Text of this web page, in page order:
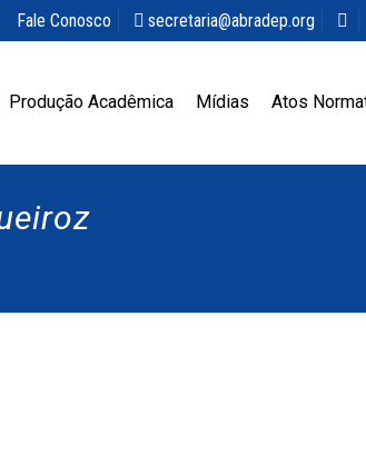
Fale Conosco secretaria@abradep.org
Produção Acadêmica Mídias Atos